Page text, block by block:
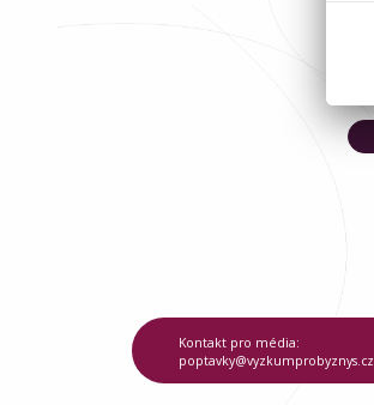
Kontakt pro média:
poptavky@vyzkumprobyznys.cz